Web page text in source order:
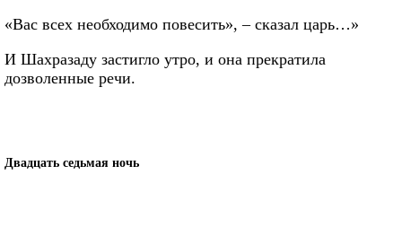
«Вас всех необходимо повесить», – сказал царь…»
И Шахразаду застигло утро, и она прекратила
дозволенные речи.
Двадцать седьмая ночь